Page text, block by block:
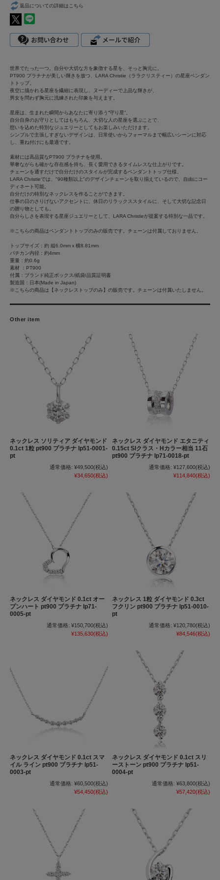
返品についての詳細はこちら
世界でたった一つ。自分や大切な方を象徴する星を、そっと胸元に。
PT900 プラチナが美しい輝きを放つ、LARA Christie（ララクリスティー）の星座ペンダン
トトップ。
夜空に描かれる星座を繊細に表現し、ヌーディーで上品な輝きが、
男女を問わず胸元に洗練された印象を与えます。
星座は、生まれた瞬間からあなたに寄り添う“守り星”。
自分自身のお守りとしてはもちろん、大切な人の星座を選ぶことで、
想いを込めた特別なジュエリーとしてもお楽しみいただけます。
シンプルで主張しすぎないデザインは、日常使いからフォーマルまで幅広いシーンに対応
し、重ね付けにも最適です。
素材には高品質なPT900 プラチナを使用。
華奢ながらも確かな存在感を持ち、長く愛用できるタイムレスな仕上がりです。
チェーンを通すだけで自分だけのスタイルが完成するペンダントトップ仕様。
LARA Christieでは、"90種類以上"のデザインチェーンを取り揃えているので、自由にコー
ディネート可能。
自分だけの特別なネックレスを作ることができます。
仕事の日のさりげないアクセントに、休日のリラックススタイルに、そして大切な記念日
の贈り物としても。
自分らしさを表現する星座ジュエリーとして、LARA Christieが提案する特別な一品です。
※こちらの商品はペンダントトップのみの販売です。チェーンは付属しておりません。
トップサイズ：約 縦6.0mmｘ横8.81mm
バチカン内径：約4mm
重量：約0.6g
素材 ：PT900
付属：ブランド純正ボックス/紙袋/品質証明書
製造国：日本(Made in Japan)
※こちらの商品は【ネックレストップのみ】の販売です。チェーンは付属いたしません。
Other item
ネックレス ソリティア ダイヤモンド
0.1ct 1粒 pt900 プラチナ lp51-0001-
pt
通常価格: ¥49,500(税込)
¥34,650(税込)
ネックレス ダイヤモンド エタニティ
0.15ct SIクラス・Hカラー相当 11石
pt900 プラチナ lp71-0018-pt
通常価格: ¥127,600(税込)
¥114,840(税込)
ネックレス ダイヤモンド 0.1ct オー
プンハート pt900 プラチナ lp71-
0005-pt
通常価格: ¥150,700(税込)
¥135,630(税込)
ネックレス 1粒 ダイヤモンド 0.3ct
フクリン pt900 プラチナ lp51-0010-
pt
通常価格: ¥120,780(税込)
¥84,546(税込)
ネックレス ダイヤモンド 0.1ct スマ
イル ライン pt900 プラチナ lp51-
0003-pt
通常価格: ¥60,500(税込)
¥54,450(税込)
ネックレス ダイヤモンド 0.1ct スリ
ーストーン pt900 プラチナ lp51-
0004-pt
通常価格: ¥63,800(税込)
¥57,420(税込)